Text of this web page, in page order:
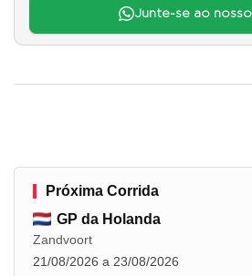
Junte-se ao nosso
Próxima Corrida
GP da Holanda
Zandvoort
21/08/2026 a 23/08/2026